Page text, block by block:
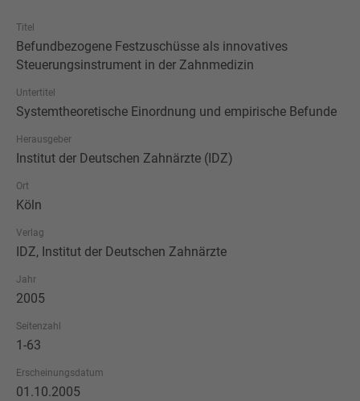
Titel
Befundbezogene Festzuschüsse als innovatives
Steuerungsinstrument in der Zahnmedizin
Untertitel
Systemtheoretische Einordnung und empirische Befunde
Herausgeber
Institut der Deutschen Zahnärzte (IDZ)
Ort
Köln
Verlag
IDZ, Institut der Deutschen Zahnärzte
Jahr
2005
Seitenzahl
1-63
Erscheinungsdatum
01.10.2005